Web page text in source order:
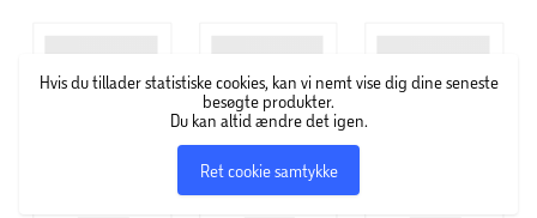
kvinder i alle aldre. Med et mål om at promovere
egenværdi og selvtillid er ordene ”Because you’re worth it”
blevet tæt knyttet til brandet, som flittigt har brugt det
legendariske slogan i forskellige versioner siden 1971.
L'Oréal Paris tilbyder et komplet produktsortiment af
avancerede skønhedsprodukter med klinisk dokumenteret
Hvis du tillader statistiske cookies, kan vi nemt vise dig dine seneste
besøgte produkter.
Du kan altid ændre det igen.
Ret cookie samtykke